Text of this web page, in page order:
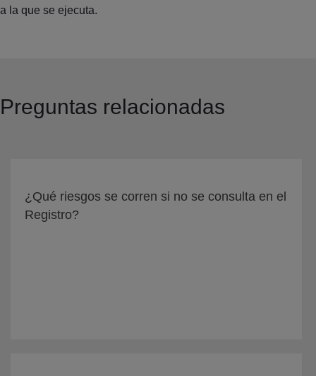
a la que se ejecuta.
Preguntas relacionadas
¿Qué riesgos se corren si no se consulta en el
Registro?